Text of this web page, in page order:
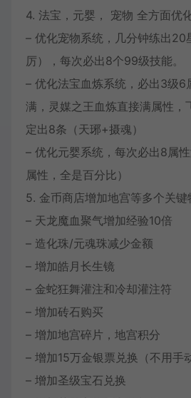
4. 法宝，元婴， 宠物 全方面优
– 优化宠物系统，几分钟练出20
厉），每次必出8个99级技能。
– 优化法宝血炼系统，必出3级6
满，灵媒之王血炼直接满属性，
定出8条（天琊+摄魂）
– 优化元婴系统，每次必出8属
属性，全是百分比）
5. 金币商店增加地宫等多个关键
– 天龙魔血聚气增加经验10倍
– 造化珠/元魂珠减少金额
– 增加皓月长生镜
– 金蛇狂舞灌注和冷却灌注符
– 增加砖石购买
– 增加地宫碎片，地宫积分
– 增加15万金银票兑换（不用手
– 增加圣级宝石兑换